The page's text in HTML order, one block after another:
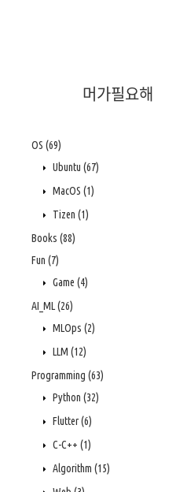
머가필요해
OS (69)
Ubuntu (67)
MacOS (1)
Tizen (1)
Books (88)
Fun (7)
Game (4)
AI_ML(26)
MLOps (2)
LLM (12)
Programming (63)
Python (32)
Flutter(6)
C-C++ (1)
Algorithm (15)